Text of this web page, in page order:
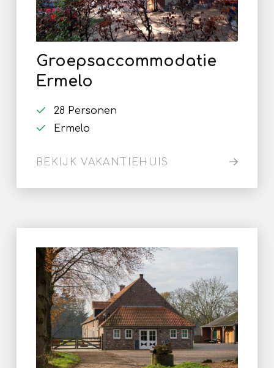
Groepsaccommodatie
Ermelo
28 Personen
Ermelo
BEKIJK VAKANTIEHUIS